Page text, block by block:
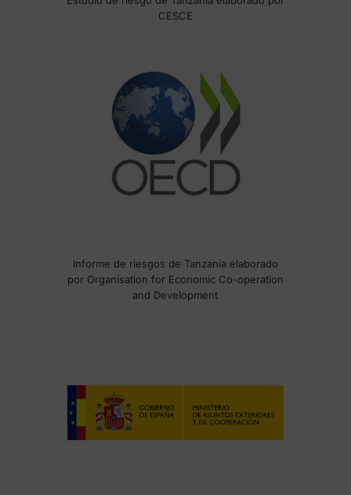
CESCE
Informe de riesgos de Tanzania elaborado
por Organisation for Economic Co-operation
and Development